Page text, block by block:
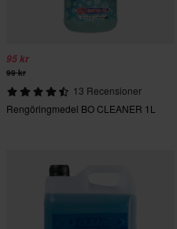
95 kr
99 kr
13 Recensioner
Rengöringmedel BO CLEANER 1L